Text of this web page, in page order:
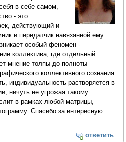
в себе самом,
- это
действующий и
и передатчик навязанной ему
особый феномен -
коллектива, где отдельный
мнение толпы до полноты
коллективного сознания
индивидуальность растворяется в
ничуть не угрожая такому
в рамках любой матрицы,
Спасибо за интересную
ответить